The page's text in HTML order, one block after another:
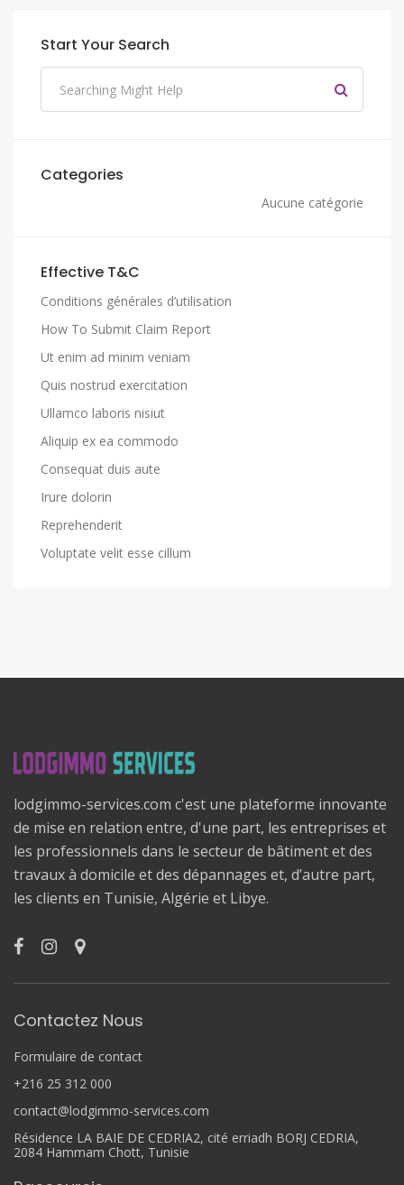
Start Your Search
Categories
Aucune catégorie
Effective T&C
Conditions générales d’utilisation
How To Submit Claim Report
Ut enim ad minim veniam
Quis nostrud exercitation
Ullamco laboris nisiut
Aliquip ex ea commodo
Consequat duis aute
Irure dolorin
Reprehenderit
Voluptate velit esse cillum
lodgimmo-services.com c'est une plateforme innovante
de mise en relation entre, d'une part, les entreprises et
les professionnels dans le secteur de bâtiment et des
travaux à domicile et des dépannages et, d’autre part,
les clients en Tunisie, Algérie et Libye.
Contactez Nous
Formulaire de contact
+216 25 312 000
contact@lodgimmo-services.com
Résidence LA BAIE DE CEDRIA2, cité erriadh BORJ CEDRIA,
2084 Hammam Chott, Tunisie